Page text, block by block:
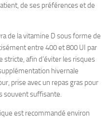
de ses préférences et de
de la vitamine D sous forme de
entre 400 et 800 UI par
stricte, afin d’éviter les risques
hivernale
prise avec un repas gras pour
souvent suffisante.
est recommandé environ